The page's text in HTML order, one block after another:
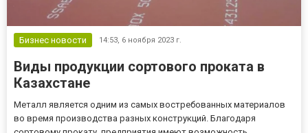
Бизнес новости 14:53, 6 ноября 2023 г.
Виды продукции сортового проката в
Казахстане
Металл является одним из самых востребованных материалов
во время производства разных конструкций. Благодаря